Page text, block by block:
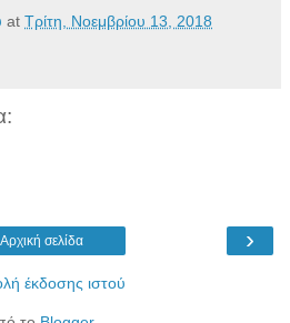
at Τρίτη, Νοεμβρίου 13, 2018
›
Αρχική σελίδα
έκδοσης ιστού